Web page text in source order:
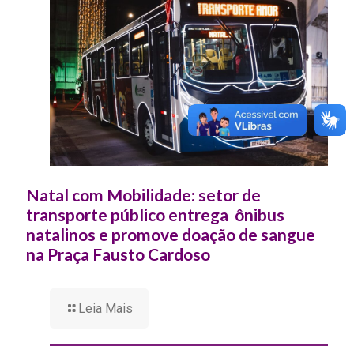
Natal com Mobilidade: setor de
transporte público entrega ônibus
natalinos e promove doação de sangue
na Praça Fausto Cardoso
Leia Mais